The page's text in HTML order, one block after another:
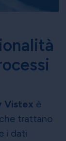
Vistex è
trattano
i dati